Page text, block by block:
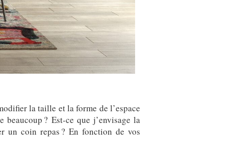
la taille et la forme de l’espace
? Est-ce que j’envisage la
un coin repas ? En fonction de vos